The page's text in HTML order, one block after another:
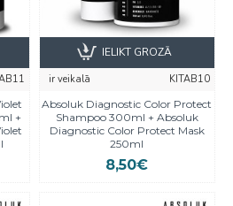
+
ir veikalā
KITAB10
Absoluk Diagnostic Color Protect
Shampoo 300ml + Absoluk
Diagnostic Color Protect Mask
250ml
8,50€
IELIKT GROZĀ